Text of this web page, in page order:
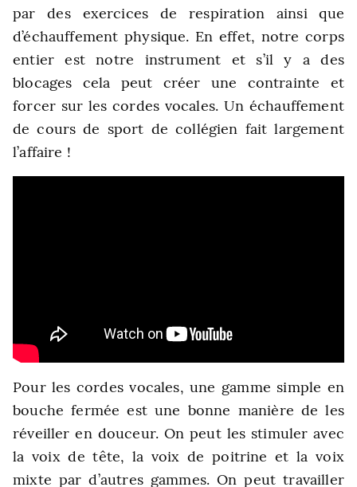
par des exercices de respiration ainsi que
d’échauffement physique. En effet, notre corps
entier est notre instrument et s’il y a des
blocages cela peut créer une contrainte et
forcer sur les cordes vocales. Un échauffement
de cours de sport de collégien fait largement
l’affaire !
Pour les cordes vocales, une gamme simple en
bouche fermée est une bonne manière de les
réveiller en douceur. On peut les stimuler avec
la voix de tête, la voix de poitrine et la voix
mixte par d’autres gammes. On peut travailler